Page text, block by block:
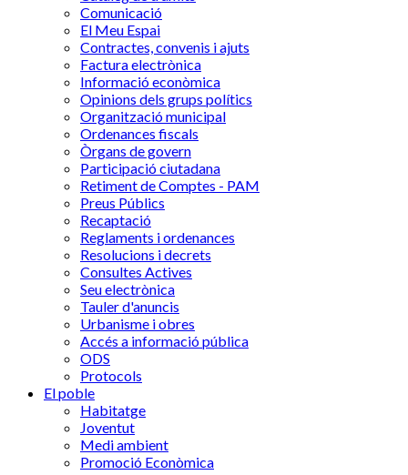
Comunicació
El Meu Espai
Contractes, convenis i ajuts
Factura electrònica
Informació econòmica
Opinions dels grups polítics
Organització municipal
Ordenances fiscals
Òrgans de govern
Participació ciutadana
Retiment de Comptes - PAM
Preus Públics
Recaptació
Reglaments i ordenances
Resolucions i decrets
Consultes Actives
Seu electrònica
Tauler d'anuncis
Urbanisme i obres
Accés a informació pública
ODS
Protocols
El poble
Habitatge
Joventut
Medi ambient
Promoció Econòmica